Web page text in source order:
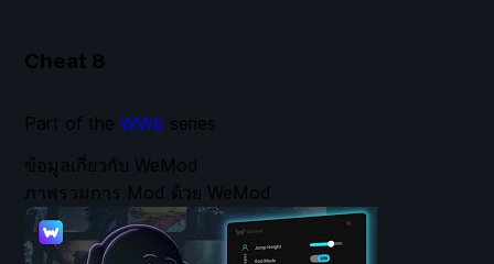
Cheat 8
ข้อมูลเกี่ยวกับ WeMod
ภาพรวมการ Mod ด้วย WeMod
Part of the WWE series